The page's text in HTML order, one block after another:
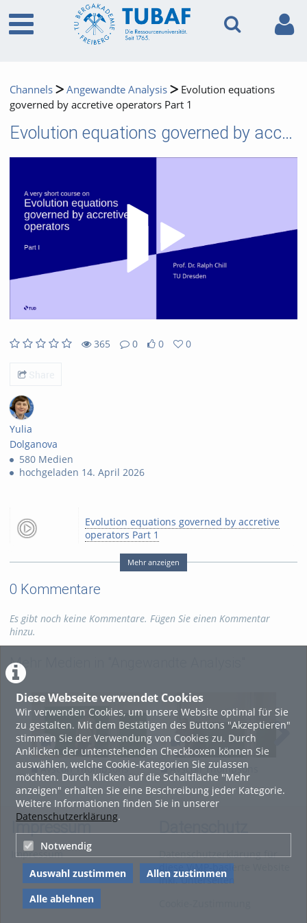
Diese Webseite verwendet Cookies
Wir verwenden Cookies, um unsere Website optimal für Sie
zu gestalten. Mit dem Bestätigen des Buttons "Akzeptieren"
stimmen Sie der Verwendung von Cookies zu. Durch
Anklicken der untenstehenden Checkboxen können Sie
auswählen, welche Cookie-Kategorien Sie zulassen
möchten. Durch Klicken auf die Schaltfläche "Mehr
anzeigen" erhalten Sie eine Beschreibung jeder Kategorie.
Weitere Informationen finden Sie in unserer
Datenschutzerklärung.
Notwendig
Auswahl zustimmen
Allen zustimmen
Alle ablehnen
Channels Angewandte Analysis
Evolution equations
governed by accretive operators Part 1
Evolution equations governed by accretive operators Part 1
365
0
0
0
Share
Yulia
Dolganova
580 Medien
hochgeladen 14. April 2026
Evolution equations governed by accretive
operators Part 1
Mathematik
Mehr anzeigen
0 Kommentare
Es gibt noch keine Kommentare. Fügen Sie einen Kommentar
hinzu.
Mehr Medien in "Angewandte Analysis"
Avscon Thompsons
group F lecture 1
Avscon Thompsons
group F lecture 3
Impressum
Impressum
Datenschutzerklärung für
diese ViMP-basierte Website
inkl. Unterseiten